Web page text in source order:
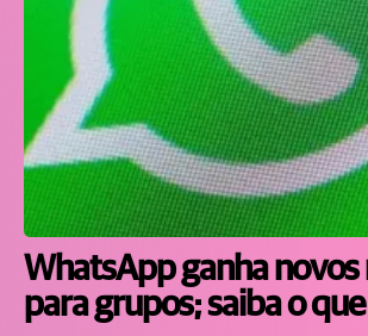
WhatsApp ganha novos
para grupos; saiba o